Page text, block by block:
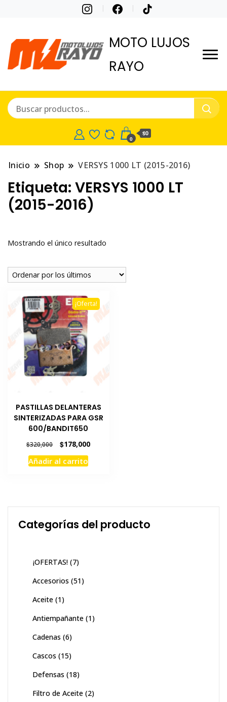
MOTO LUJOS
RAYO
0
$0
Inicio Shop VERSYS 1000 LT (2015-2016)
Etiqueta: VERSYS 1000 LT
(2015-2016)
Mostrando el único resultado
¡Oferta!
PASTILLAS DELANTERAS
SINTERIZADAS PARA GSR
600/BANDIT650
$320,000
El
precio
original
$178,000El
Añadir al carrito
Categorías del producto
¡OFERTAS! (7)
Accesorios (51)
Aceite (1)
Antiempañante (1)
Cadenas (6)
Cascos (15)
Defensas (18)
Filtro de Aceite (2)